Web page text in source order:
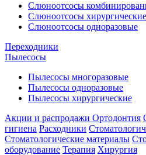
Слюноотсосы
Слюноотсосы хирургические
Слюноотсосы одноразовые
Переходники
Пылесосы
Пылесосы многоразовые
Пылесосы одноразовые
Пылесосы хирургические
Акции и распродажи Ортодонтия
гигиена Расходники
Стоматологические материалы
оборудование Терапия Хирургия